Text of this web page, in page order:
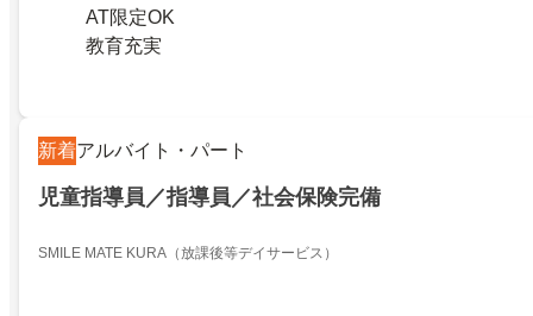
AT限定OK
教育充実
新着アルバイト・パート
児童指導員／指導員／社会保険完備
SMILE MATE KURA（放課後等デイサービス）